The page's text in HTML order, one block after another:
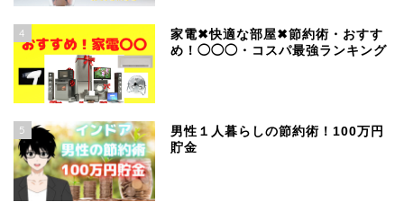
4
家電✖快適な部屋✖節約術・おすす
め！◯◯◯・コスパ最強ランキング
5
男性１人暮らしの節約術！100万円
貯金